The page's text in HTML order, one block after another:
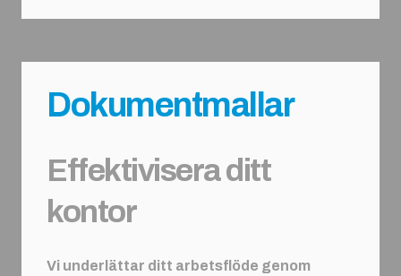
Dokumentmallar
Effektivisera ditt
kontor
Vi underlättar ditt arbetsflöde genom